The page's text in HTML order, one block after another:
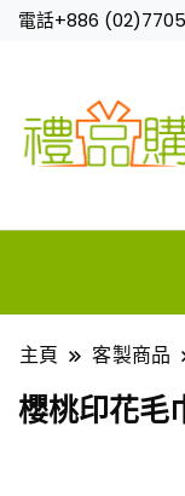
電話+886
主頁 客製商品
櫻桃印花毛